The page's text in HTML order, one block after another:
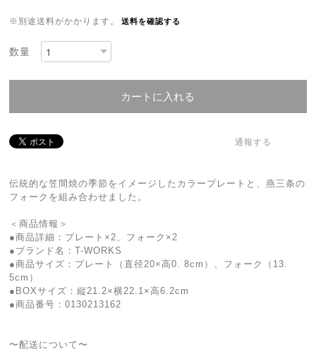
※別途送料がかかります。 送料を確認する
数量
カートに入れる
通報する
伝統的な笠間焼の季節をイメージしたカラープレートと、燕三条の
フォークを組み合わせました。
＜商品情報＞
●商品詳細：プレート×2、フォーク×2
●ブランド名：T-WORKS
●商品サイズ：プレート（直径20×高0. 8cm）、フォーク（13.
5cm）
●BOXサイズ：縦21.2×横22.1×高6.2cm
●商品番号：0130213162
〜配送について〜